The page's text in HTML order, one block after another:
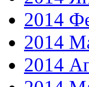
2014
2014
2014